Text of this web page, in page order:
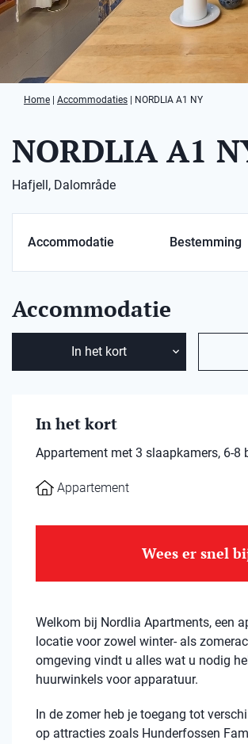
Home Accommodaties NORDLIA A1 NY
NORDLIA A1
Hafjell, Dalområde
Accommodatie Bestemming
Accommodatie
In het kort
In het kort
Appartement met 3 slaapkamers, 6-8
Appartement
Wees er snel
Welkom bij Nordlia Apartments, een
locatie voor zowel winter- als
omgeving vindt u alles wat u nodig
huurwinkels voor apparatuur.
In de zomer heb je toegang tot
op attracties zoals Hunderfossen